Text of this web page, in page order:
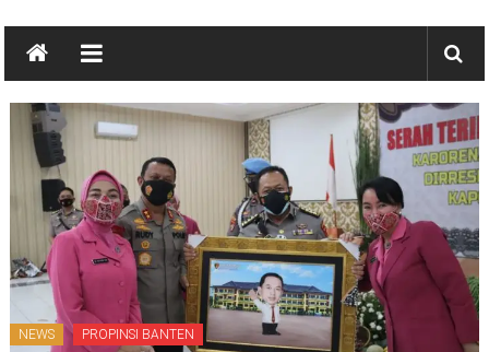
jujur
terpercaya
NEWS PROPINSI BANTEN